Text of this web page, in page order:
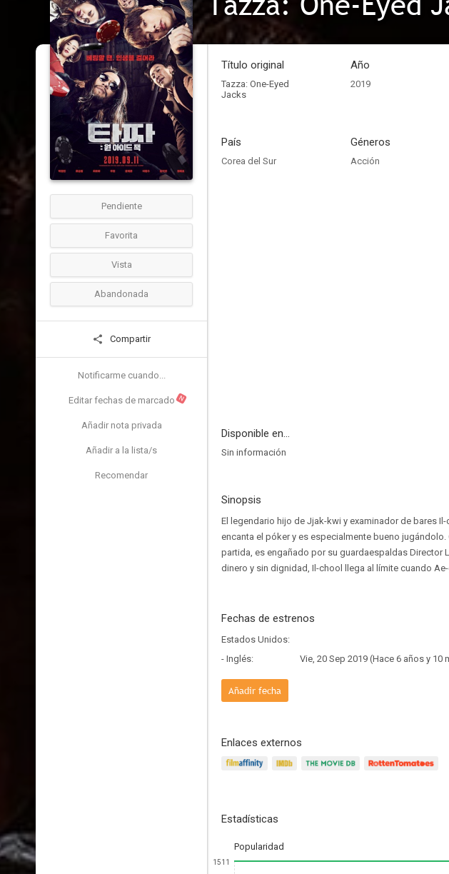
Pendiente
Favorita
Vista
Abandonada
Compartir
Notificarme cuando...
Editar fechas de marcado N
Añadir nota privada
Añadir a la lista/s
Recomendar
Título original
Tazza: One-Eyed
Jacks
Año
2019
País
Corea del Sur
Géneros
Acción
Disponible en...
Sin información
Sinopsis
El legendario hijo de Jjak-kwi y examinador de bares
encanta el póker y es especialmente bueno
partida, es engañado por su guardaespaldas Director
dinero y sin dignidad, Il-chool llega al límite cuando
Fechas de estrenos
Estados Unidos:
- Inglés:
Vie, 20 Sep 2019 (Hace 6 años y 10
Añadir fecha
Enlaces externos
Estadísticas
Popularidad
1511